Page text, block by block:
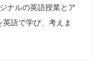
ナルの英語授業とア
語で学び、考えま